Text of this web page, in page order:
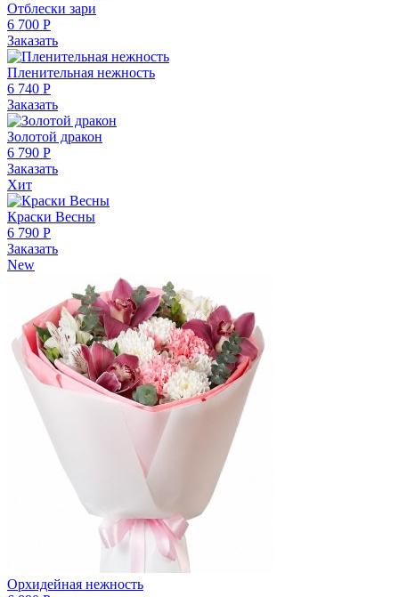
Отблески зари
6 700 Р
Заказать
Пленительная нежность
6 740 Р
Заказать
Золотой дракон
6 790 Р
Заказать
Хит
Краски Весны
6 790 Р
Заказать
New
Орхидейная нежность